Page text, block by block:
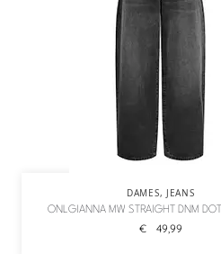
DAMES, JEANS
ONLGIANNA MW STRAIGHT DNM
€ 49,99